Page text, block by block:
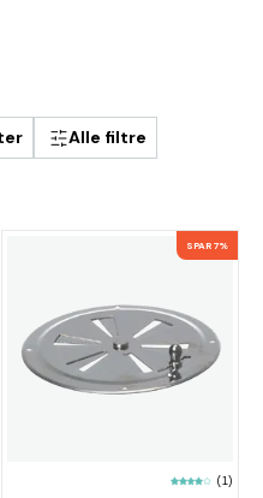
Alle filtre
SPAR 7%
(1)